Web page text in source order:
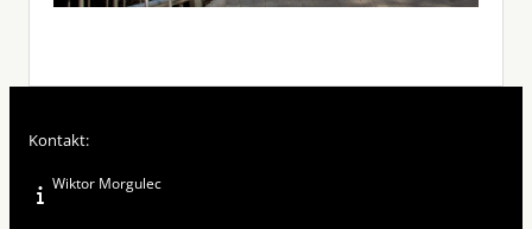
Kontakt:
Wiktor Morgulec